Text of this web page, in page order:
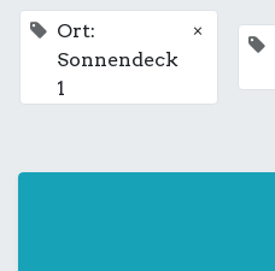
Ort:
Sonnendeck
1
×